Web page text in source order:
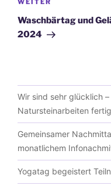
Nächster
Beitrag
WEITER
Waschbärtag und
2024
Wir sind sehr glücklich
Natursteinarbeiten
Gemeinsamer
monatlichem
Yogatag begeistert